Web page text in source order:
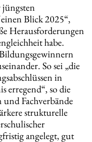
Blick 2025“,
Herausforderungen
habe.
So sei „die
in
erregend“, so die
Fachverbände
strukturelle
angelegt, gut